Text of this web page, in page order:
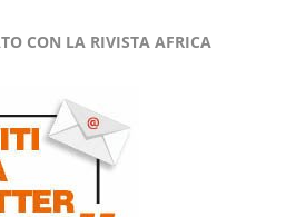
CON LA RIVISTA AFRICA